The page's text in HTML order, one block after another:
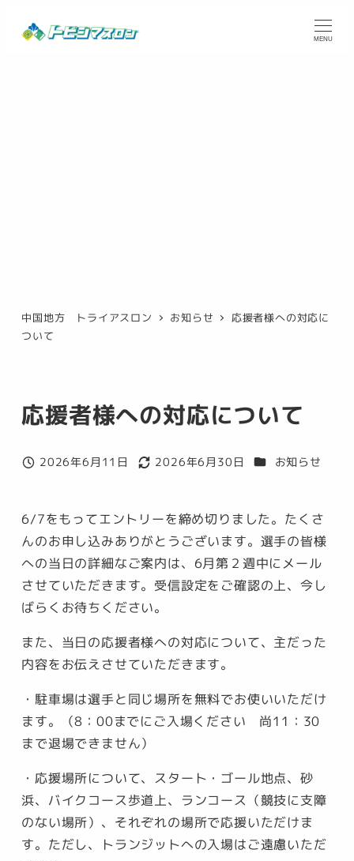
MENU
中国地方 トライアスロン お知らせ
応援者様への対応に
ついて
応援者様への対応について
投稿日
2026年6月11日
更新日
2026年6月30日 カテゴリー
お知らせ
6/7をもってエントリーを締め切りました。たくさ
んのお申し込みありがとうございます。選手の皆様
への当日の詳細なご案内は、6月第２週中にメール
させていただきます。受信設定をご確認の上、今し
ばらくお待ちください。
また、当日の応援者様への対応について、主だった
内容をお伝えさせていただきます。
・駐車場は選手と同じ場所を無料でお使いいただけ
ます。（8：00までにご入場ください 尚11：30
まで退場できません）
・応援場所について、スタート・ゴール地点、砂
浜、バイクコース歩道上、ランコース（競技に支障
のない場所）、それぞれの場所で応援いただけま
す。ただし、トランジットへの入場はご遠慮いただ